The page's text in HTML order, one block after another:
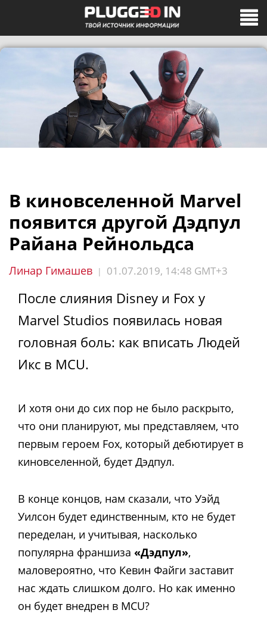
В киновселенной Marvel
появится другой Дэдпул
Райана Рейнольдса
Линар Гимашев | 01.07.2019, 14:48 GMT+3
После слияния Disney и Fox у
Marvel Studios появилась новая
головная боль: как вписать Людей
Икс в MCU.
И хотя они до сих пор не было раскрыто,
что они планируют, мы представляем, что
первым героем Fox, который дебютирует в
киновселенной, будет Дэдпул.
В конце концов, нам сказали, что Уэйд
Уилсон будет единственным, кто не будет
переделан, и учитывая, насколько
популярна франшиза «Дэдпул»,
маловероятно, что Кевин Файги заставит
нас ждать слишком долго. Но как именно
он будет внедрен в MCU?